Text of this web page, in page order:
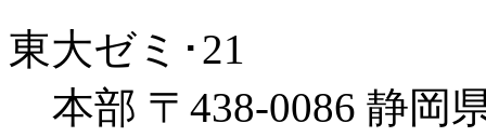
東大ゼミ･21
本部 〒438-0086 静岡